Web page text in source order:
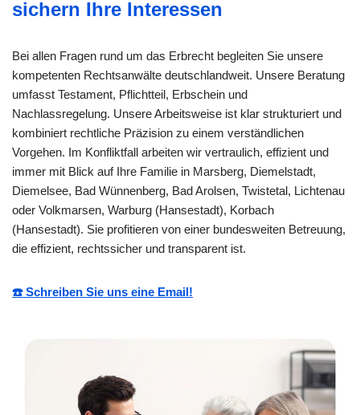
sichern Ihre Interessen
Bei allen Fragen rund um das Erbrecht begleiten Sie unsere
kompetenten Rechtsanwälte deutschlandweit. Unsere Beratung
umfasst Testament, Pflichtteil, Erbschein und
Nachlassregelung. Unsere Arbeitsweise ist klar strukturiert und
kombiniert rechtliche Präzision zu einem verständlichen
Vorgehen. Im Konfliktfall arbeiten wir vertraulich, effizient und
immer mit Blick auf Ihre Familie in Marsberg, Diemelstadt,
Diemelsee, Bad Wünnenberg, Bad Arolsen, Twistetal, Lichtenau
oder Volkmarsen, Warburg (Hansestadt), Korbach
(Hansestadt). Sie profitieren von einer bundesweiten Betreuung,
die effizient, rechtssicher und transparent ist.
☎️ Schreiben Sie uns eine Email!